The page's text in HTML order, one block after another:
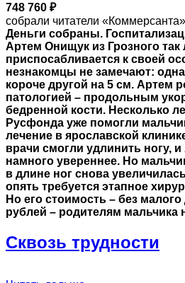
748 760 ₽
собрали читатели
Деньги собраны.
Артем Онищук из Грозного так
приспосабливается к своей
незнакомцы не замечают:
короче другой на 5 см. Артем
патологией – продольным
бедренной кости. Несколько
Русфонда уже помогли
лечение в ярославской
врачи смогли удлинить ногу,
намного увереннее. Но
в длине ног снова
опять требуется этапное
Но его стоимость – без
рублей – родителям мальчика
Сквозь трудности